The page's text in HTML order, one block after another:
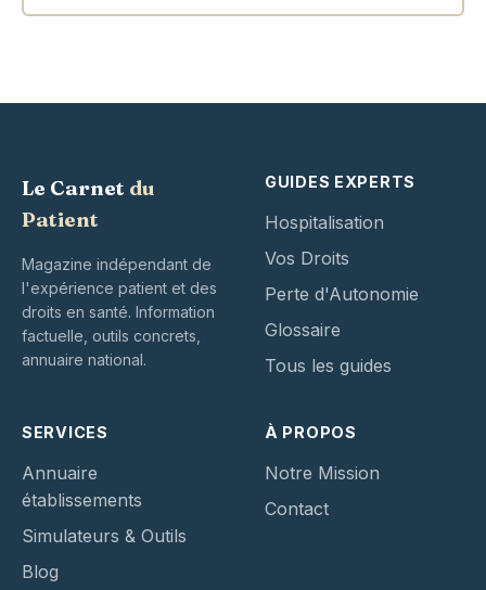
Le Carnet du
Patient
Magazine indépendant de
l'expérience patient et des
droits en santé. Information
factuelle, outils concrets,
annuaire national.
GUIDES EXPERTS
Hospitalisation
Vos Droits
Perte d'Autonomie
Glossaire
Tous les guides
SERVICES
Annuaire
établissements
Simulateurs & Outils
Blog
À PROPOS
Notre Mission
Contact